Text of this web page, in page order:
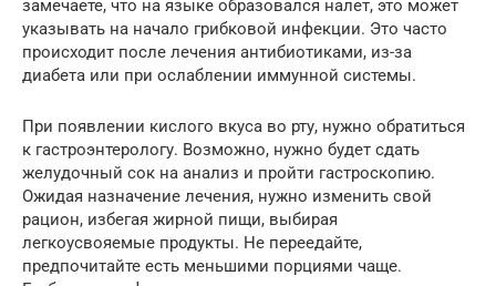
замечаете, что на языке образовался налет, это может
указывать на начало грибковой инфекции. Это часто
происходит после лечения антибиотиками, из-за
диабета или при ослаблении иммунной системы.
При появлении кислого вкуса во рту, нужно обратиться
к гастроэнтерологу. Возможно, нужно будет сдать
желудочный сок на анализ и пройти гастроскопию.
Ожидая назначение лечения, нужно изменить свой
рацион, избегая жирной пищи, выбирая
легкоусвояемые продукты. Не переедайте,
предпочитайте есть меньшими порциями чаще.